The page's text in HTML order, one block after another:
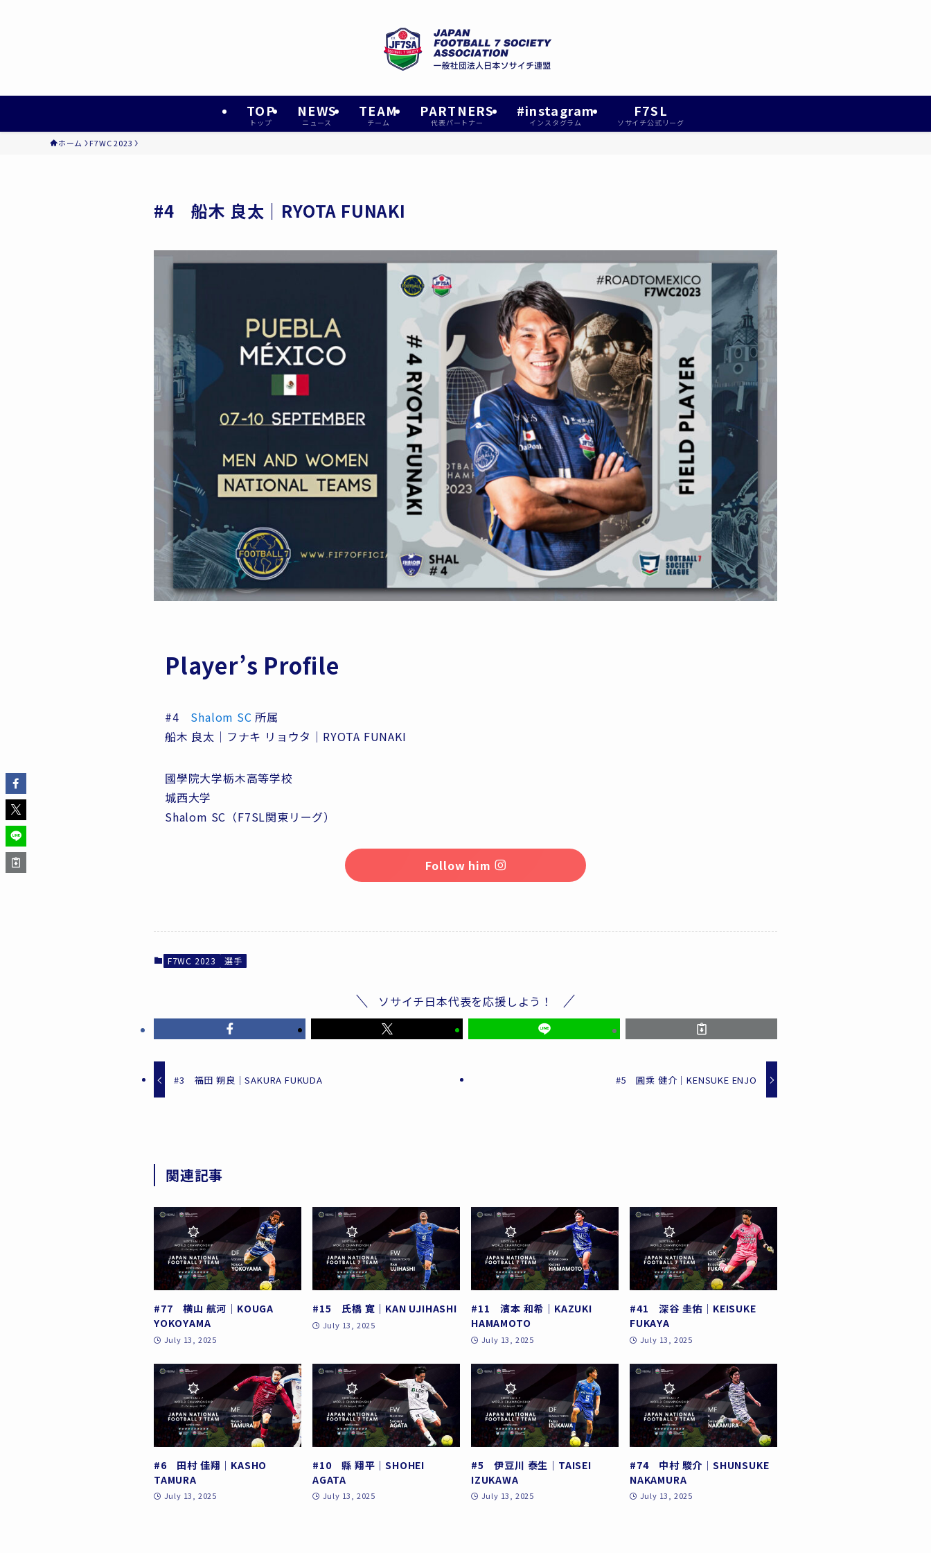
TOP
トップ
NEWS
ニュース
TEAM
チーム
PARTNERS
代表パートナー
#instagram
インスタグラム
F7SL
ソサイチ公式リーグ
ホーム F7WC 2023
#4 船木 良太｜RYOTA FUNAKI
Player’s Profile
#4 Shalom SC 所属
船木 良太｜フナキ リョウタ｜RYOTA FUNAKI
國學院大学栃木高等学校
城西大学
Shalom SC（F7SL関東リーグ）
Follow him
F7WC 2023 選手
ソサイチ日本代表を応援しよう！
#3 福田 朔良｜SAKURA FUKUDA #5 圓乘 健介｜KENSUKE ENJO
関連記事
#77 横山 航河｜KOUGA
YOKOYAMA
July 13, 2025
#15 氏橋 寛｜KAN UJIHASHI
July 13, 2025
#11 濱本 和希｜KAZUKI
HAMAMOTO
July 13, 2025
#41 深谷 圭佑｜KEISUKE
FUKAYA
July 13, 2025
#6 田村 佳翔｜KASHO
TAMURA
July 13, 2025
#10 縣 翔平｜SHOHEI
AGATA
July 13, 2025
#5 伊豆川 泰生｜TAISEI
IZUKAWA
July 13, 2025
#74 中村 駿介｜SHUNSUKE
NAKAMURA
July 13, 2025